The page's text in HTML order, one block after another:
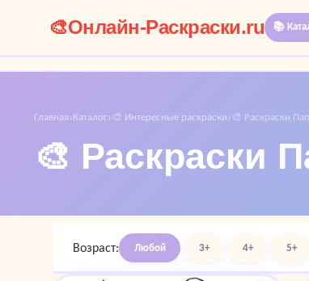
🎨Онлайн-Раскраски.ru 📚
Главная›Каталог›🎨 Интересные раскраски› 🎨 Раскраски
🎨 Раскраски
Возраст: Любой 3+ 4+ 5+